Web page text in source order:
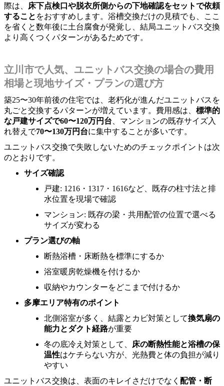
際は、
床下点検口や脱衣所側からの下地確認をセットで依頼
すること をおすすめします。浴槽交換だけの見積でも、ここ
を省くと数年後に土台腐食が発覚し、結局ユニットバス交換
より高くつくパターンがあるためです。
立川市で人気、ユニットバス交換の場合の費用
相場と現地サイズ・プランの選び方
築25〜30年前後の住宅では、老朽化が進んだユニットバスを
丸ごと交換するパターンが増えています。費用感は、 標準的
な戸建サイズで60〜120万円台 、マンションの既存サイズ入
れ替えで70〜130万円台に集中することが多いです。
ユニットバス交換で失敗しないためのチェックポイントは次
のとおりです。
サイズ確認
戸建: 1216・1317・1616など、既存の柱寸法と排
水位置を現場で確認
マンション: 既存の梁・共用配管の位置で選べる
サイズが変わる
プラン選びの軸
断熱浴槽・床断熱を標準にするか
浴室暖房乾燥機を付けるか
収納やカウンターをどこまで付けるか
多摩エリア特有のポイント
北側浴室が多く、結露とカビ対策として換気扇の
能力とダクト経路が重要
冬の底冷え対策として、
床の断熱性能と浴槽の保
温性はケチらない方が、光熱費と体の負担が減り
やすい
ユニットバス交換は、表面のキレイさだけでなく 配管・断